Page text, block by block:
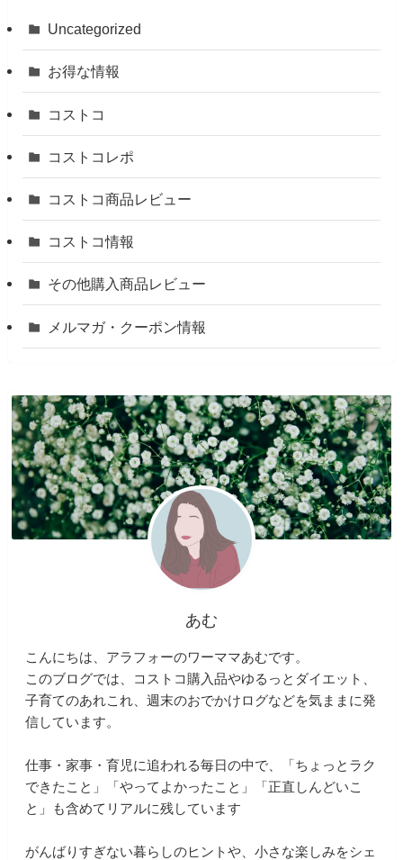
Uncategorized
お得な情報
コストコ
コストコレポ
コストコ商品レビュー
コストコ情報
その他購入商品レビュー
メルマガ・クーポン情報
あむ
こんにちは、アラフォーのワーママあむです。
このブログでは、コストコ購入品やゆるっとダイエット、
子育てのあれこれ、週末のおでかけログなどを気ままに発
信しています。
仕事・家事・育児に追われる毎日の中で、「ちょっとラク
できたこと」「やってよかったこと」「正直しんどいこ
と」も含めてリアルに残しています
がんばりすぎない暮らしのヒントや、小さな楽しみをシェ